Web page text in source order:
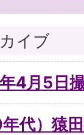
イブ
4月5日
代）猿